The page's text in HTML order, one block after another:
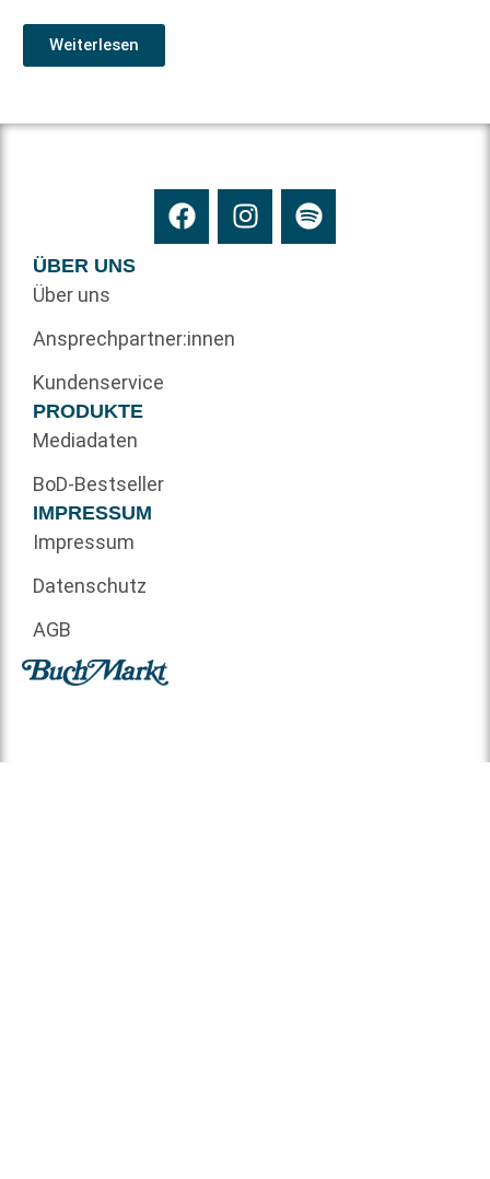
Weiterlesen
ÜBER UNS
Über uns
Ansprechpartner:innen
Kundenservice
PRODUKTE
Mediadaten
BoD-Bestseller
IMPRESSUM
Impressum
Datenschutz
AGB